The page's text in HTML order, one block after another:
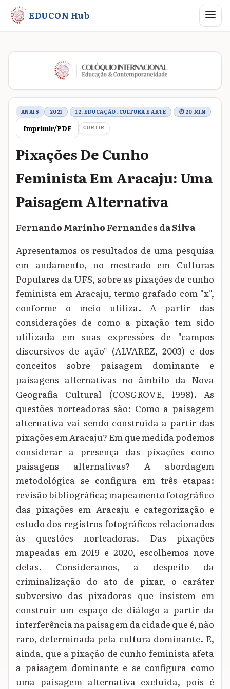
EDUCON Hub Abrir
Metadados do trabalho
ANAIS 2021 12. EDUCAÇÃO, CULTURA E ARTE ⏱ 20 MIN
Imprimir/PDF CURTIR
Pixações De Cunho
Feminista Em Aracaju: Uma
Paisagem Alternativa
Fernando Marinho Fernandes da Silva
Apresentamos os resultados de uma pesquisa
em andamento, no mestrado em Culturas
Populares da UFS, sobre as pixações de cunho
feminista em Aracaju, termo grafado com "x",
conforme o meio utiliza. A partir das
considerações de como a pixação tem sido
utilizada em suas expressões de "campos
discursivos de ação" (ALVAREZ, 2003) e dos
conceitos sobre paisagem dominante e
paisagens alternativas no âmbito da Nova
Geografia Cultural (COSGROVE, 1998). As
questões norteadoras são: Como a paisagem
alternativa vai sendo construída a partir das
pixações em Aracaju? Em que medida podemos
considerar a presença das pixações como
paisagens alternativas? A abordagem
metodológica se configura em três etapas:
revisão bibliográfica; mapeamento fotográfico
das pixações em Aracaju e categorização e
estudo dos registros fotográficos relacionados
às questões norteadoras. Das pixações
mapeadas em 2019 e 2020, escolhemos nove
delas. Consideramos, a despeito da
criminalização do ato de pixar, o caráter
subversivo das pixadoras que insistem em
construir um espaço de diálogo a partir da
interferência na paisagem da cidade que é, não
raro, determinada pela cultura dominante. E,
ainda, que a pixação de cunho feminista afeta
a paisagem dominante e se configura como
uma paisagem alternativa excluída, pois é